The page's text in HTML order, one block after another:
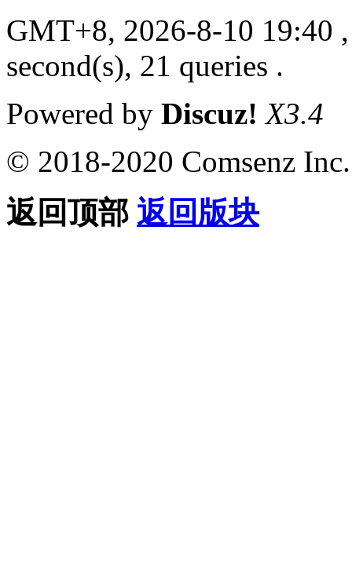
GMT+8, 2026-8-10 19:40
second(s), 21 queries .
Powered by Discuz! X3.4
© 2018-2020 Comsenz Inc.
返回顶部 返回版块